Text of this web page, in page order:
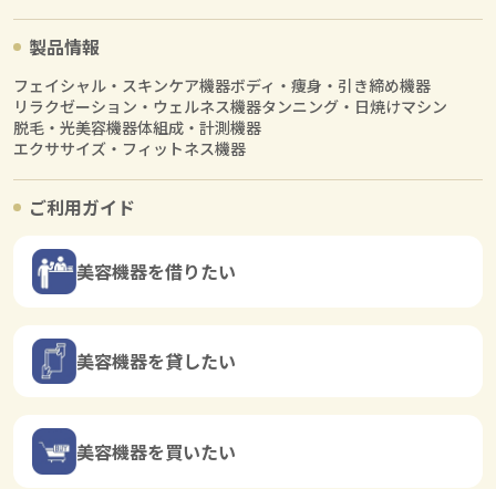
製品情報
フェイシャル・スキンケア機器ボディ・痩身・引き締め機器
リラクゼーション・ウェルネス機器タンニング・日焼けマシン
脱毛・光美容機器体組成・計測機器
エクササイズ・フィットネス機器
ご利用ガイド
美容機器を借りたい
美容機器を貸したい
美容機器を買いたい